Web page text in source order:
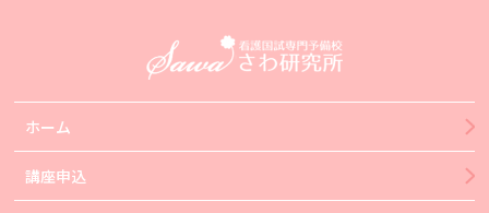
ホーム
講座申込